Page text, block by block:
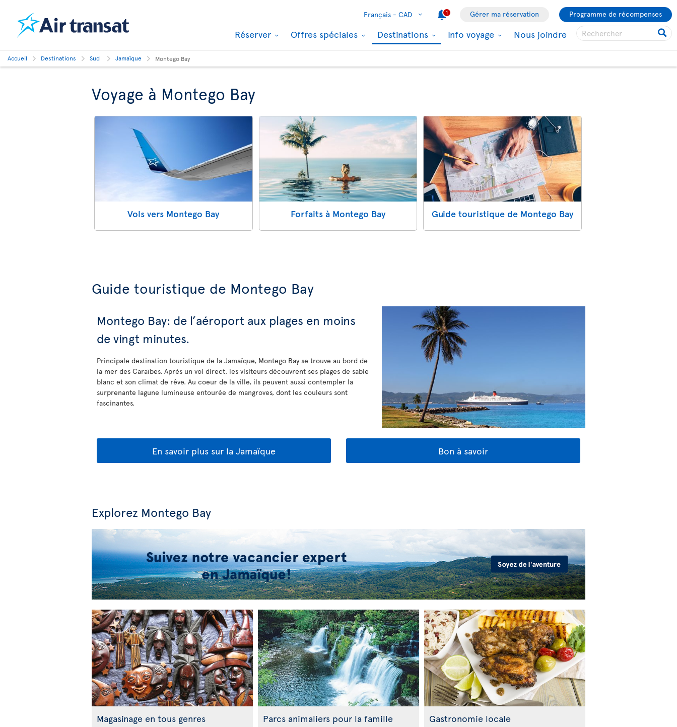
Français - CAD 1 Gérer ma réservation Programme de récompenses
Réserver Offres spéciales Destinations Info voyage Nous joindre
Accueil Destinations Sud Jamaïque Montego Bay
Voyage à Montego Bay
Vols vers Montego Bay Forfaits à Montego Bay Guide touristique de Montego Bay
Guide touristique de Montego Bay
Montego Bay: de l’aéroport aux plages en moins
de vingt minutes.
Principale destination touristique de la Jamaïque, Montego Bay se trouve au bord de
la mer des Caraïbes. Après un vol direct, les visiteurs découvrent ses plages de sable
blanc et son climat de rêve. Au coeur de la ville, ils peuvent aussi contempler la
surprenante lagune lumineuse entourée de mangroves, dont les couleurs sont
fascinantes.
En savoir plus sur la Jamaïque Bon à savoir
Explorez Montego Bay
Magasinage en tous genres Parcs animaliers pour la famille Gastronomie locale